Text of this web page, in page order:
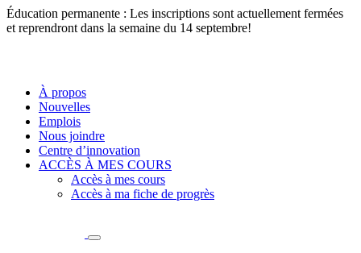
Éducation permanente : Les inscriptions sont actuellement fermées
et reprendront dans la semaine du 14 septembre!
À propos
Nouvelles
Emplois
Nous joindre
Centre d’innovation
ACCÈS À MES COURS
Accès à mes cours
Accès à ma fiche de progrès